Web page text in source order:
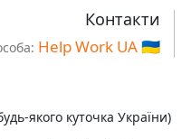
Контакти
Help Work UA 🇺🇦
якого куточка України)